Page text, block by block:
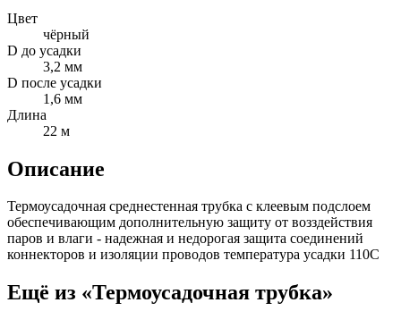
Цвет
чёрный
D до усадки
3,2 мм
D после усадки
1,6 мм
Длина
22 м
Описание
Термоусадочная среднестенная трубка с клеевым подслоем
обеспечивающим дополнительную защиту от возздействия
паров и влаги - надежная и недорогая защита соединений
коннекторов и изоляции проводов температура усадки 110С
Ещё из «Термоусадочная трубка»